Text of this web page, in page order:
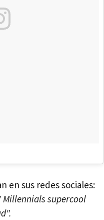
en sus redes sociales:
Millennials supercool